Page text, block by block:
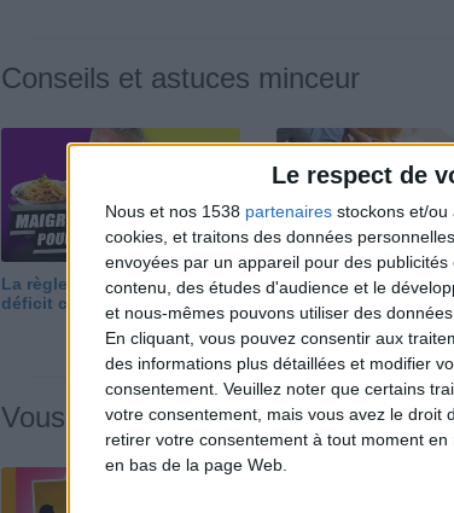
Le respect de
Nous et nos 1538 partenaires stockons et/ou
cookies, et traitons des données
envoyées par un appareil pour des
contenu, des études d'audience et le
et nous-mêmes pouvons utiliser des
En cliquant, vous pouvez consentir aux
des informations plus détaillées et modifier
consentement. Veuillez noter que certains
votre consentement, mais vous avez le droit
retirer votre consentement à tout moment
en bas de la page Web.
Conseils et astuces minceur
La règle N°1 pour maigrir : le
déficit calorique
Perdre 10 kg : ma
est imparable
Vous m'avez demandé